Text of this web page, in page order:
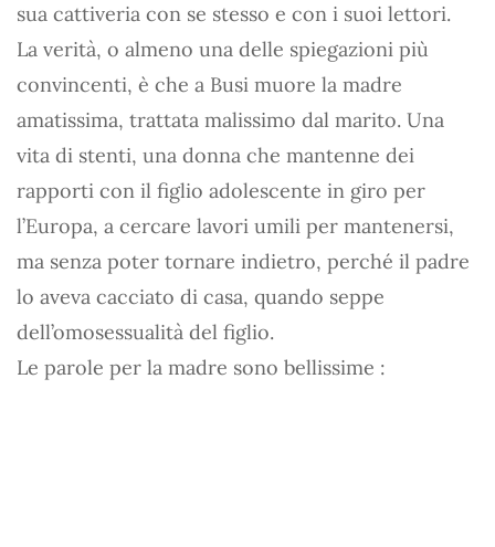
sua cattiveria con se stesso e con i suoi lettori.
La verità, o almeno una delle spiegazioni più
convincenti, è che a Busi muore la madre
amatissima, trattata malissimo dal marito. Una
vita di stenti, una donna che mantenne dei
rapporti con il figlio adolescente in giro per
l’Europa, a cercare lavori umili per mantenersi,
ma senza poter tornare indietro, perché il padre
lo aveva cacciato di casa, quando seppe
dell’omosessualità del figlio.
Le parole per la madre sono bellissime :